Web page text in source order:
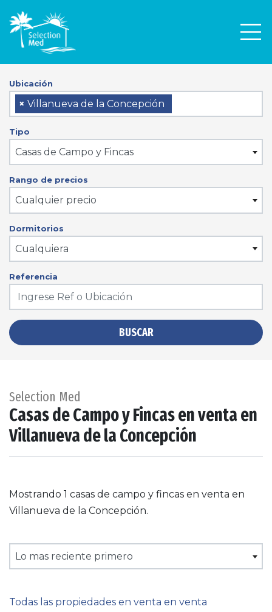
Ubicación
× Villanueva de la Concepción
Tipo
Casas de Campo y Fincas
Rango de precios
Cualquier precio
Dormitorios
Cualquiera
Referencia
BUSCAR
Selection Med
Casas de Campo y Fincas en venta en
Villanueva de la Concepción
Mostrando 1 casas de campo y fincas en venta en
Villanueva de la Concepción.
Lo mas reciente primero
Todas las propiedades en venta en venta